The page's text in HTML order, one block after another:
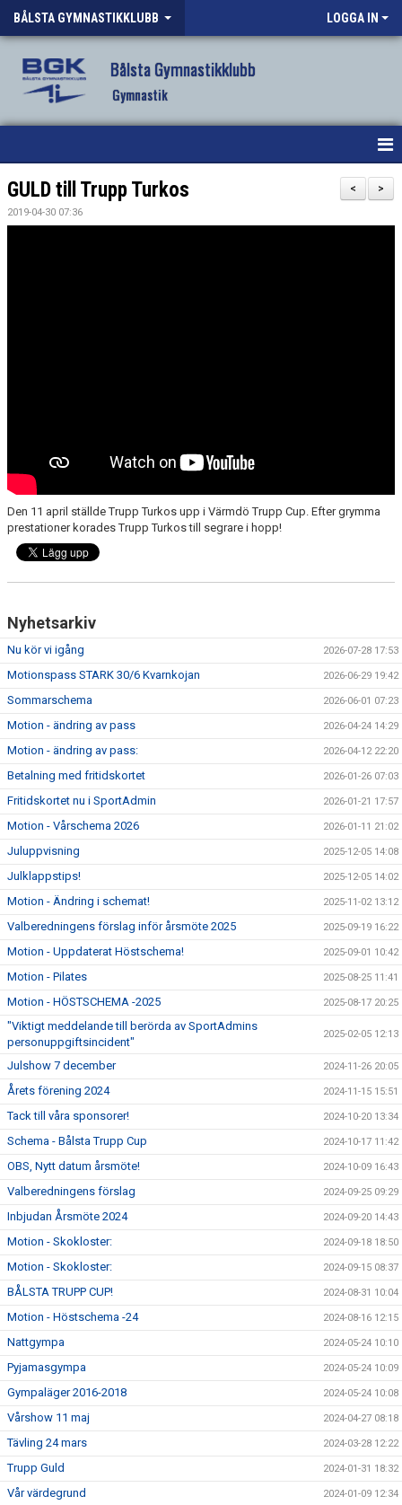
BÅLSTA GYMNASTIKKLUBB LOGGA IN
Bålsta Gymnastikklubb
Gymnastik
HEM
NYHETER
LEDARE
>
<
GULD till Trupp Turkos
2019-04-30 07:36
Den 11 april ställde Trupp Turkos upp i Värmdö Trupp Cup. Efter grymma
prestationer korades Trupp Turkos till segrare i hopp!
Nyhetsarkiv
Nu kör vi igång 2026-07-28 17:53
Motionspass STARK 30/6 Kvarnkojan 2026-06-29 19:42
Sommarschema 2026-06-01 07:23
Motion - ändring av pass 2026-04-24 14:29
Motion - ändring av pass: 2026-04-12 22:20
Betalning med fritidskortet 2026-01-26 07:03
Fritidskortet nu i SportAdmin 2026-01-21 17:57
Motion - Vårschema 2026 2026-01-11 21:02
Juluppvisning 2025-12-05 14:08
Julklappstips! 2025-12-05 14:02
Motion - Ändring i schemat! 2025-11-02 13:12
Valberedningens förslag inför årsmöte 2025 2025-09-19 16:22
Motion - Uppdaterat Höstschema! 2025-09-01 10:42
Motion - Pilates 2025-08-25 11:41
Motion - HÖSTSCHEMA -2025 2025-08-17 20:25
"Viktigt meddelande till berörda av SportAdmins
personuppgiftsincident"
2025-02-05 12:13
Julshow 7 december 2024-11-26 20:05
Årets förening 2024 2024-11-15 15:51
Tack till våra sponsorer! 2024-10-20 13:34
Schema - Bålsta Trupp Cup 2024-10-17 11:42
OBS, Nytt datum årsmöte! 2024-10-09 16:43
Valberedningens förslag 2024-09-25 09:29
Inbjudan Årsmöte 2024 2024-09-20 14:43
Motion - Skokloster: 2024-09-18 18:50
Motion - Skokloster: 2024-09-15 08:37
BÅLSTA TRUPP CUP! 2024-08-31 10:04
Motion - Höstschema -24 2024-08-16 12:15
Nattgympa 2024-05-24 10:10
Pyjamasgympa 2024-05-24 10:09
Gympaläger 2016-2018 2024-05-24 10:08
Vårshow 11 maj 2024-04-27 08:18
Tävling 24 mars 2024-03-28 12:22
Trupp Guld 2024-01-31 18:32
Vår värdegrund 2024-01-09 12:34